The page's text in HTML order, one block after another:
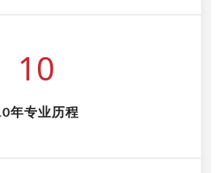
10
年专业历程